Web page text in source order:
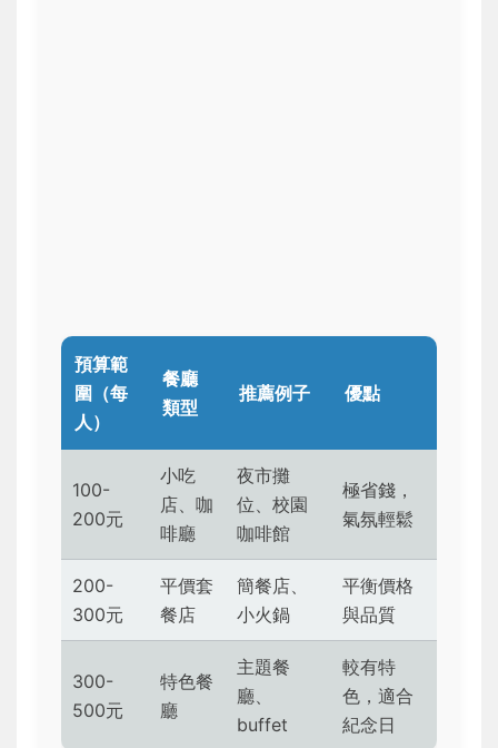
預算範
圍（每
人）
餐廳
類型
推薦例子 優點
100-
200元
小吃
店、咖
啡廳
夜市攤
位、校園
咖啡館
極省錢，
氣氛輕鬆
200-
300元
平價套
餐店
簡餐店、
小火鍋
平衡價格
與品質
300-
500元
特色餐
廳
主題餐
廳、
buffet
較有特
色，適合
紀念日